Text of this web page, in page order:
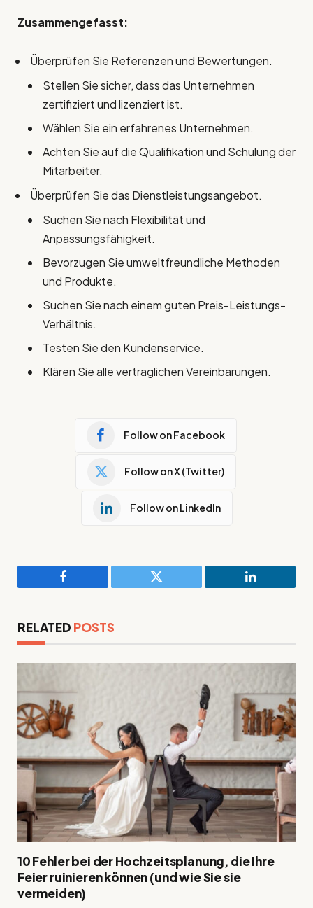
Zusammengefasst:
Überprüfen Sie Referenzen und Bewertungen.
Stellen Sie sicher, dass das Unternehmen
zertifiziert und lizenziert ist.
Wählen Sie ein erfahrenes Unternehmen.
Achten Sie auf die Qualifikation und Schulung der
Mitarbeiter.
Überprüfen Sie das Dienstleistungsangebot.
Suchen Sie nach Flexibilität und
Anpassungsfähigkeit.
Bevorzugen Sie umweltfreundliche Methoden
und Produkte.
Suchen Sie nach einem guten Preis-Leistungs-
Verhältnis.
Testen Sie den Kundenservice.
Klären Sie alle vertraglichen Vereinbarungen.
Follow on Facebook
Follow on X (Twitter)
Follow on LinkedIn
Facebook Twitter LinkedIn
RELATED POSTS
10 Fehler bei der Hochzeitsplanung, die Ihre
Feier ruinieren können (und wie Sie sie
vermeiden)